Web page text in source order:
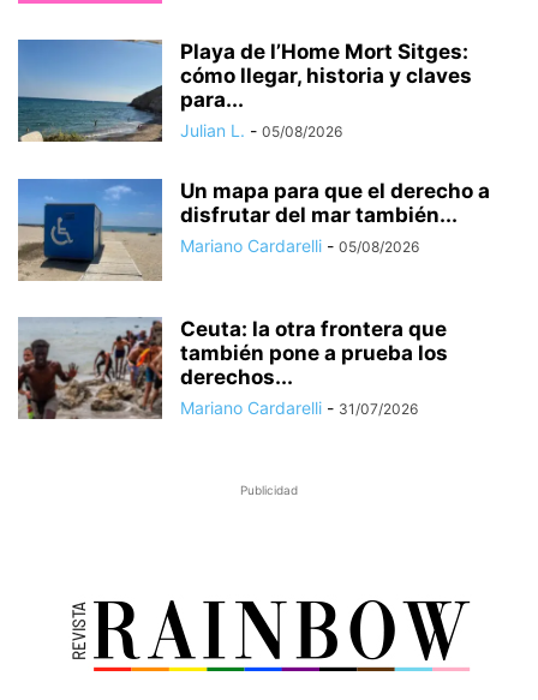
Playa de l’Home Mort Sitges:
cómo llegar, historia y claves
para...
Julian L. - 05/08/2026
Un mapa para que el derecho a
disfrutar del mar también...
Mariano Cardarelli - 05/08/2026
Ceuta: la otra frontera que
también pone a prueba los
derechos...
Mariano Cardarelli - 31/07/2026
Publicidad